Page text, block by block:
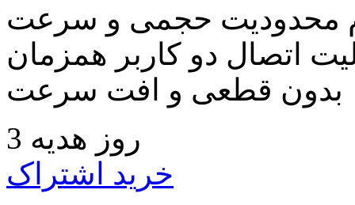
محدودیت حجمی و سرعت
اتصال دو کاربر همزمان
بدون قطعی و افت سرعت
3 روز هدیه
خرید اشتراک